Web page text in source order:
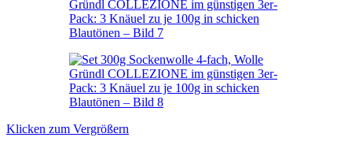
Klicken zum Vergrößern